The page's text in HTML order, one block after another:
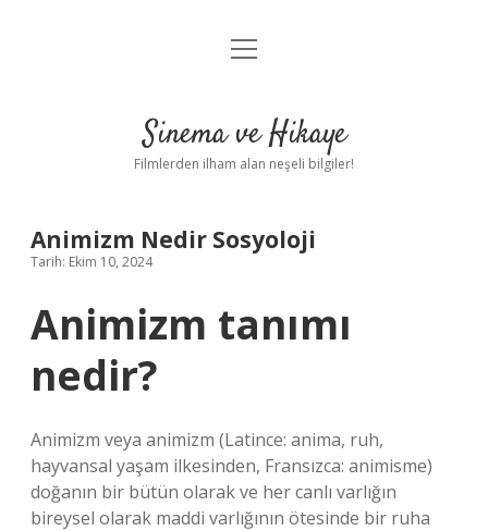
Gizlilik Politikası
Yasal Uyarı
menüyü
Sinema ve Hikaye
Filmlerden ilham alan neşeli bilgiler!
Animizm Nedir Sosyoloji
Tarih: Ekim 10, 2024
Animizm tanımı
nedir?
Animizm veya animizm (Latince: anima, ruh,
hayvansal yaşam ilkesinden, Fransızca: animisme)
doğanın bir bütün olarak ve her canlı varlığın
bireysel olarak maddi varlığının ötesinde bir ruha